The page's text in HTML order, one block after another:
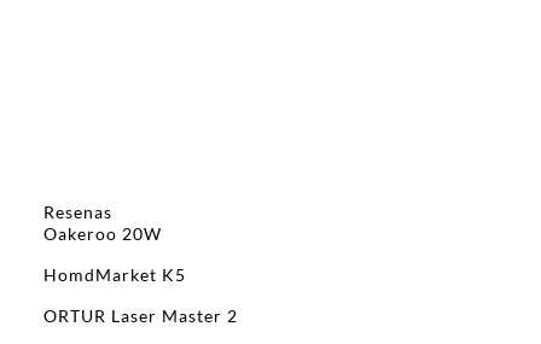
Resenas
Oakeroo 20W
HomdMarket K5
ORTUR Laser Master 2